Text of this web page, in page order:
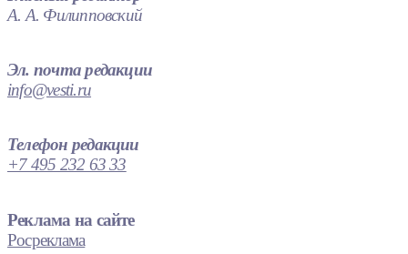
А. А. Филипповский
Эл. почта редакции
info@vesti.ru
Телефон редакции
+7 495 232 63 33
Реклама на сайте
Росреклама